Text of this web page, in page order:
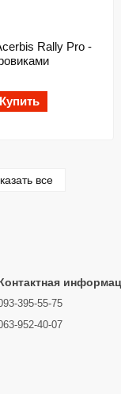
Rally Pro -
Купить
все
395-55-75
952-40-07